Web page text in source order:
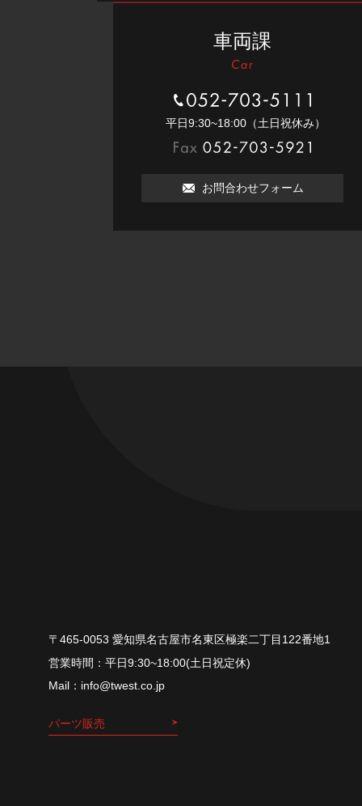
車両課
052-703-5111
平⽇9:30~18:00（⼟⽇祝休み）
お問合わせフォーム
〒465-0053 愛知県名古屋市名東区極楽二丁目122番地1
平⽇9:30~18:00(⼟⽇祝定休)
info@twest.co.jp
パーツ販売